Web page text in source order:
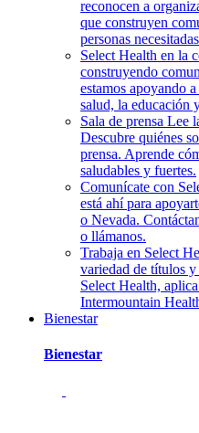
reconocen a
que construyen
personas
Select Health en la
construyendo
estamos apoyando
salud, la educación
Sala de prensa Lee
Descubre quiénes
prensa. Aprende
saludables y fuertes.
Comunícate con
está ahí para
o Nevada.
o llámanos.
Trabaja en Select
variedad de títulos y
Select Health,
Intermountain
Bienestar
Bienestar